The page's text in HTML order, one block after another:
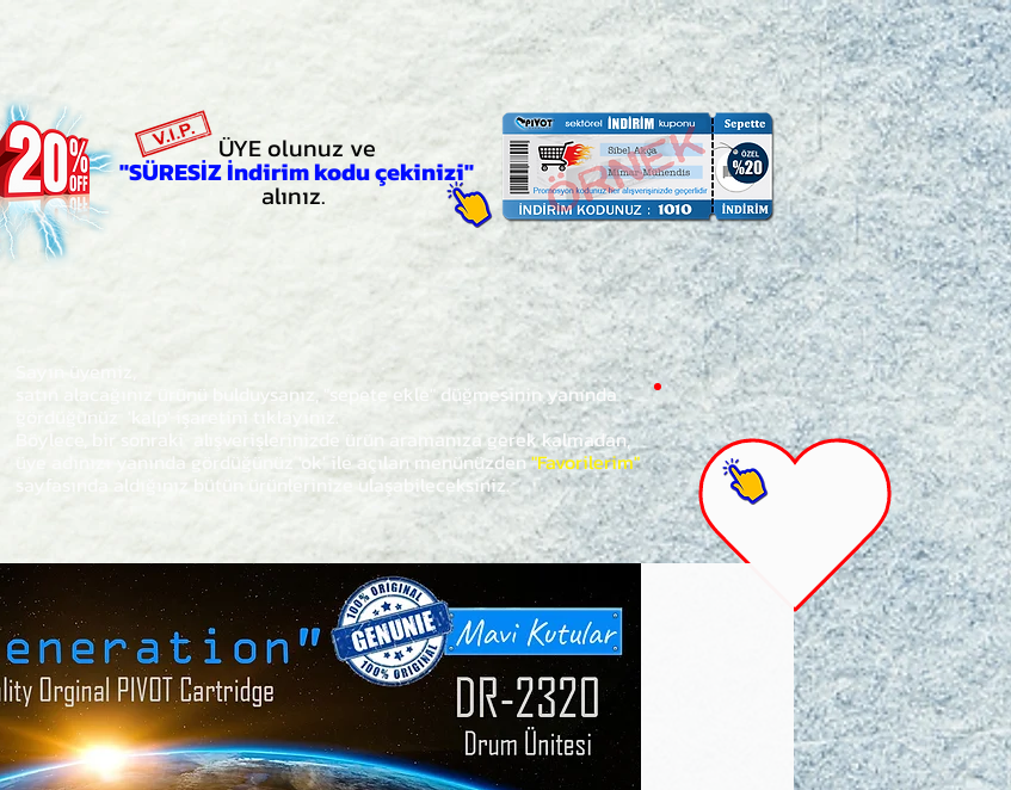
ÜYE olunuz ve
"SÜRESİZ İndirim kodu çekinizi"
alınız.
Sayın üyemiz,
satın alacağınız ürünü bulduysanız, "sepete ekle" düğmesinin yanında
gördüğünüz 'kalp' işaretini tıklayınız.
bir sonraki alışverişlerinizde ürün aramanıza gerek kalmadan,
üye adınızı yanında gördüğünüz 'ok' ile açılan menünüzden"Favorilerim"
sayfasında aldığınız bütün ürünlerinize ulaşabileceksiniz.